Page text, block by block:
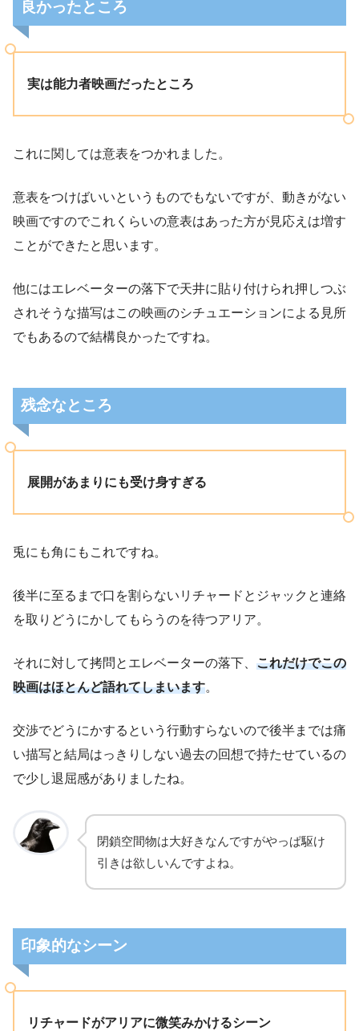
展開です
良かったところ
実は能力者映画だったところ
これに関しては意表をつかれました。
意表をつけばいいというものでもないですが、動きがない
映画ですのでこれくらいの意表はあった方が見応えは増す
ことができたと思います。
他にはエレベーターの落下で天井に貼り付けられ押しつぶ
されそうな描写はこの映画のシチュエーションによる見所
でもあるので結構良かったですね。
残念なところ
展開があまりにも受け身すぎる
兎にも角にもこれですね。
後半に至るまで口を割らないリチャードとジャックと連絡
を取りどうにかしてもらうのを待つアリア。
それに対して拷問とエレベーターの落下、 これだけでこの
映画はほとんど語れてしまいます。
交渉でどうにかするという行動すらないので後半までは痛
い描写と結局はっきりしない過去の回想で持たせているの
で少し退屈感がありましたね。
閉鎖空間物は大好きなんですがやっぱ駆け
引きは欲しいんですよね。
印象的なシーン
リチャードがアリアに微笑みかけるシーン